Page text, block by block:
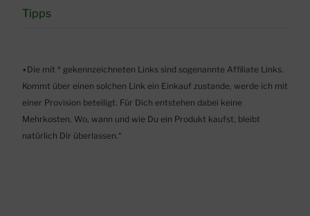
Tipps
٭Die mit * gekennzeichneten Links sind sogenannte Affiliate Links.
Kommt über einen solchen Link ein Einkauf zustande, werde ich mit
einer Provision beteiligt. Für Dich entstehen dabei keine
Mehrkosten. Wo, wann und wie Du ein Produkt kaufst, bleibt
natürlich Dir überlassen.“